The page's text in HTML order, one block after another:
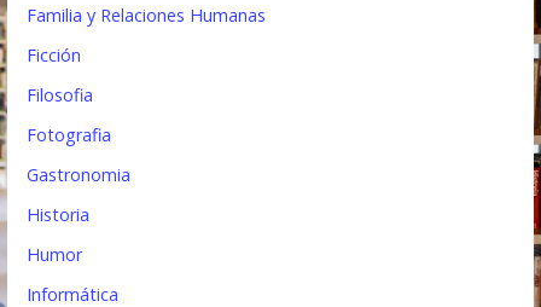
Familia y Relaciones Humanas
Ficción
Filosofia
Fotografia
Gastronomia
Historia
Humor
Informática